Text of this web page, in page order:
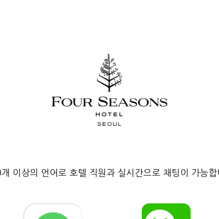
이상의 언어로 호텔 직원과 실시간으로 채팅이 가능합